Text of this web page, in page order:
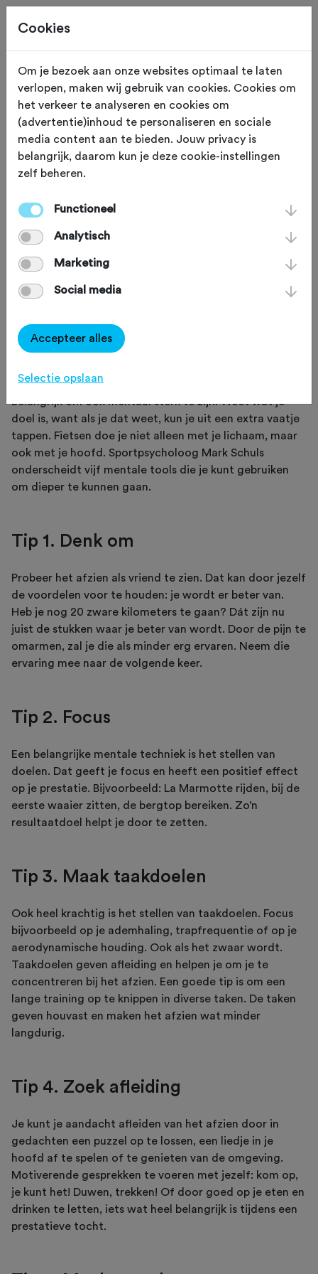
TRAINING Gewijzigd op 31 oktober 2024
Leren afzien: 5x tips
Afzien, de één kan het beter dan de
ander. Nét even dat beetje extra
geven, waardoor je niet hoeft te lossen
of die klim in één keer zonder
afstappen bereikt. Sportpsycholoog
om dieper te kunnen gaan.
Om je goede vorm eruit te laten komen, is het
belangrijk om ook mentaal sterk te zijn. Weet wat je
doel is, want als je dat weet, kun je uit een extra vaatje
tappen. Fietsen doe je niet alleen met je lichaam, maar
ook met je hoofd. Sportpsycholoog Mark Schuls
onderscheidt vijf mentale tools die je kunt gebruiken
om dieper te kunnen gaan.
Tip 1. Denk om
Probeer het afzien als vriend te zien. Dat kan door jezelf
de voordelen voor te houden: je wordt er beter van.
Heb je nog 20 zware kilometers te gaan? Dát zijn nu
juist de stukken waar je beter van wordt. Door de pijn te
omarmen, zal je die als minder erg ervaren. Neem die
ervaring mee naar de volgende keer.
Tip 2. Focus
Een belangrijke mentale techniek is het stellen van
doelen. Dat geeft je focus en heeft een positief effect
op je prestatie. Bijvoorbeeld: La Marmotte rijden, bij de
eerste waaier zitten, de bergtop bereiken. Zo’n
resultaatdoel helpt je door te zetten.
Tip 3. Maak taakdoelen
Ook heel krachtig is het stellen van taakdoelen. Focus
bijvoorbeeld op je ademhaling, trapfrequentie of op je
aerodynamische houding. Ook als het zwaar wordt.
Taakdoelen geven afleiding en helpen je om je te
concentreren bij het afzien. Een goede tip is om een
lange training op te knippen in diverse taken. De taken
geven houvast en maken het afzien wat minder
langdurig.
Tip 4. Zoek afleiding
Je kunt je aandacht afleiden van het afzien door in
gedachten een puzzel op te lossen, een liedje in je
hoofd af te spelen of te genieten van de omgeving.
Motiverende gesprekken te voeren met jezelf: kom op,
je kunt het! Duwen, trekken! Of door goed op je eten en
drinken te letten, iets wat heel belangrijk is tijdens een
prestatieve tocht.
Cookies
Om je bezoek aan onze websites optimaal te laten
verlopen, maken wij gebruik van cookies. Cookies om
het verkeer te analyseren en cookies om
(advertentie)inhoud te personaliseren en sociale
media content aan te bieden. Jouw privacy is
belangrijk, daarom kun je deze cookie-instellingen
zelf beheren.
Functioneel
Analytisch
Marketing
Social media
Accepteer alles
Selectie opslaan